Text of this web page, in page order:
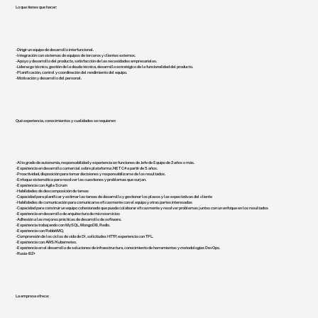
Lo que tienes que hacer:
- Dirigir un equipo de desarrollo interfuncional.
- Integración con sistemas de equipos de terceros y clientes externos.
- Apoyo y desarrollo del producto, satisfacción de las necesidades empresariales.
- Liderazgo técnico, gestión de la deuda técnica, desarrollo estratégico de la funcionalidad del producto.
- Planificación, control y coordinación del rendimiento del equipo.
- Motivación y desarrollo del personal.
Qué experiencia, conocimientos y cualidades se requieren:
- Alto grado de autonomía, responsabilidad y experiencia en funciones de Jefe de Equipo de 2 años o más.
- Experiencia en desarrollo comercial sobre plataforma .NET C# a partir de 5 años.
- Proactividad, disposición para tomar decisiones y responsabilizarse de los resultados.
- Enfoque sistemático para resolver las cuestiones y problemas que surjan.
- Experiencia con Agile Scrum
- Habilidades de descomposición de tareas
- Capacidad para planificar y estimar las tareas de desarrollo y gestionar los plazos y las expectativas del cliente
- Habilidades de comunicación para comunicarse eficazmente con el equipo y otras partes interesadas
- Capacidad para construir un equipo cohesionado que pueda colaborar eficazmente y resolver problemas juntos con un enfoque en los resultados
- Experiencia en desarrollo de arquitectura de microservicios
- Adhesión a las mejores prácticas de desarrollo de software.
- Experiencia trabajando con MySQL, MongoDB, Redis.
- Experiencia con RabbitMQ.
- Comprensión de los ciclos de vida de DI, solicitudes HTTP, experiencia con TPL.
- Experiencia con AWS/Kubernetes.
- Experiencia en el desarrollo de soluciones de infraestructura, conocimiento de herramientas y metodologías DevOps.
- Rusia - B2+
La empresa ofrece: